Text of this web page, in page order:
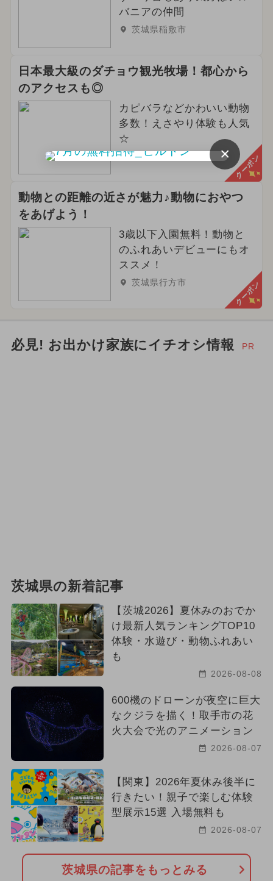
バニアの仲間
茨城県稲敷市
日本最大級のダチョウ観光牧場！都心から
のアクセスも◎
カピバラなどかわいい動物
多数！えさやり体験も人気
☆
茨城県石岡市 クーポン
動物との距離の近さが魅力♪動物におやつ
をあげよう！
3歳以下入園無料！動物と
のふれあいデビューにもオ
ススメ！
茨城県行方市 クーポン
必見! お出かけ家族にイチオシ情報 PR
茨城県の新着記事
【茨城2026】夏休みのおでか
け最新人気ランキングTOP10
体験・水遊び・動物ふれあい
も
2026-08-08
600機のドローンが夜空に巨大
なクジラを描く！取手市の花
火大会で光のアニメーション
2026-08-07
【関東】2026年夏休み後半に
行きたい！親子で楽しむ体験
型展示15選 入場無料も
2026-08-07
茨城県の記事をもっとみる
×